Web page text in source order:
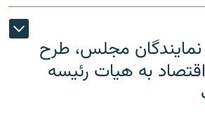
نمایندگان مجلس، طرح
به هیات رئیسه